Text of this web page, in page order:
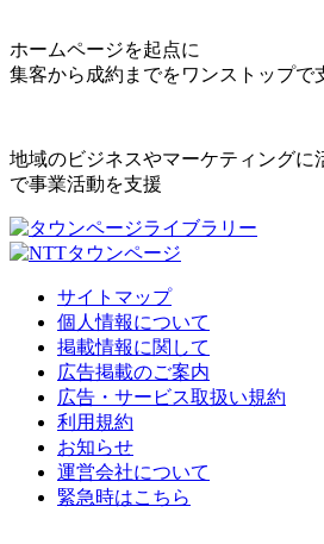
ホームページを起点に
集客から成約までをワンストップで
地域のビジネスやマーケティングに
で事業活動を支援
サイトマップ
個人情報について
掲載情報に関して
広告掲載のご案内
広告・サービス取扱い規約
利用規約
お知らせ
運営会社について
緊急時はこちら